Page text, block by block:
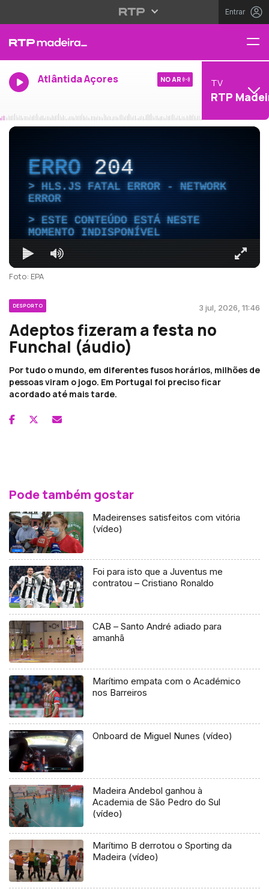
Entrar
Atlântida Açores NO AR TV
RTP
ERRO204
HLS.JS FATAL ERROR - NETWORK
ERROR
ESTE CONTEÚDO ESTÁ NESTE
MOMENTO INDISPONÍVEL
Foto: EPA
DESPORTO 3 jul, 2026, 11:46
Adeptos fizeram a festa no
Funchal (áudio)
Por tudo o mundo, em diferentes fusos horários, milhões de
pessoas viram o jogo. Em Portugal foi preciso ficar
acordado até mais tarde.
Pode também gostar
Madeirenses satisfeitos com vitória
(vídeo)
Foi para isto que a Juventus me
contratou – Cristiano Ronaldo
CAB – Santo André adiado para
amanhã
Marítimo empata com o Académico
nos Barreiros
Onboard de Miguel Nunes (vídeo)
Madeira Andebol ganhou à
Academia de São Pedro do Sul
(vídeo)
Marítimo B derrotou o Sporting da
Madeira (vídeo)